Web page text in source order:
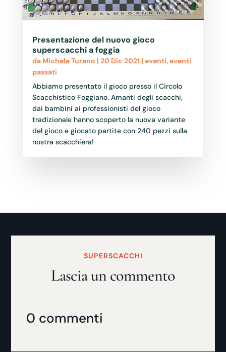
Presentazione del nuovo gioco
superscacchi a foggia
da Michele Turano | 20 Dic 2021 | eventi,eventi
passati
Abbiamo presentato il gioco presso il Circolo
Scacchistico Foggiano. Amanti degli scacchi,
dai bambini ai professionisti del gioco
tradizionale hanno scoperto la nuova variante
del gioco e giocato partite con 240 pezzi sulla
nostra scacchiera!
SUPERSCACCHI
Lascia un commento
0 commenti